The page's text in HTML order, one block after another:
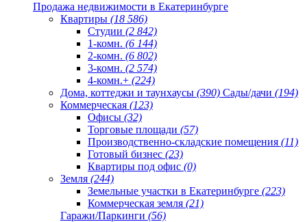
Продажа недвижимости в Екатеринбурге
Квартиры (18 586)
Студии (2 842)
1-комн. (6 144)
2-комн. (6 802)
3-комн. (2 574)
4-комн.+ (224)
Дома, коттеджи и таунхаусы (390) Сады/дачи (194)
Коммерческая (123)
Офисы (32)
Торговые площади (57)
Производственно-складские помещения (11)
Готовый бизнес (23)
Квартиры под офис (0)
Земля (244)
Земельные участки в Екатеринбурге (223)
Коммерческая земля (21)
Гаражи/Паркинги (56)